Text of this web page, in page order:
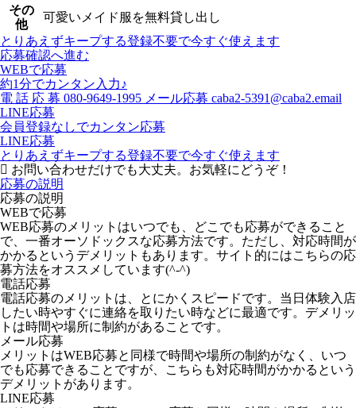
その
他
可愛いメイド服を無料貸し出し
とりあえずキープする登録不要で今すぐ使えます
応募確認へ進む
WEBで応募
約1分でカンタン入力♪
電 話 応 募 080-9649-1995 メール応募 caba2-5391@caba2.email
LINE応募
会員登録なしでカンタン応募
LINE応募
とりあえずキープする登録不要で今すぐ使えます
お問い合わせだけでも大丈夫。お気軽にどうぞ！
応募の説明
応募の説明
WEBで応募
WEB応募のメリットはいつでも、どこでも応募ができること
で、一番オーソドックスな応募方法です。ただし、対応時間が
かかるというデメリットもあります。サイト的にはこちらの応
募方法をオススメしています(^-^)
電話応募
電話応募のメリットは、とにかくスピードです。当日体験入店
したい時やすぐに連絡を取りたい時などに最適です。デメリッ
トは時間や場所に制約があることです。
メール応募
メリットはWEB応募と同様で時間や場所の制約がなく、いつ
でも応募できることですが、こちらも対応時間がかかるという
デメリットがあります。
LINE応募